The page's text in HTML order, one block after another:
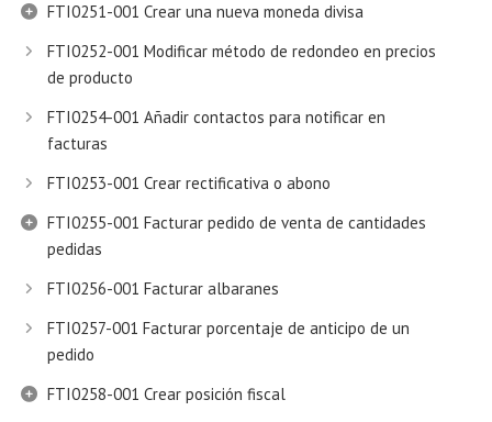
FTI0251-001 Crear una nueva moneda divisa
FTI0252-001 Modificar método de redondeo en precios
de producto
FTI0254-001 Añadir contactos para notificar en
facturas
FTI0253-001 Crear rectificativa o abono
FTI0255-001 Facturar pedido de venta de cantidades
pedidas
FTI0256-001 Facturar albaranes
FTI0257-001 Facturar porcentaje de anticipo de un
pedido
FTI0258-001 Crear posición fiscal